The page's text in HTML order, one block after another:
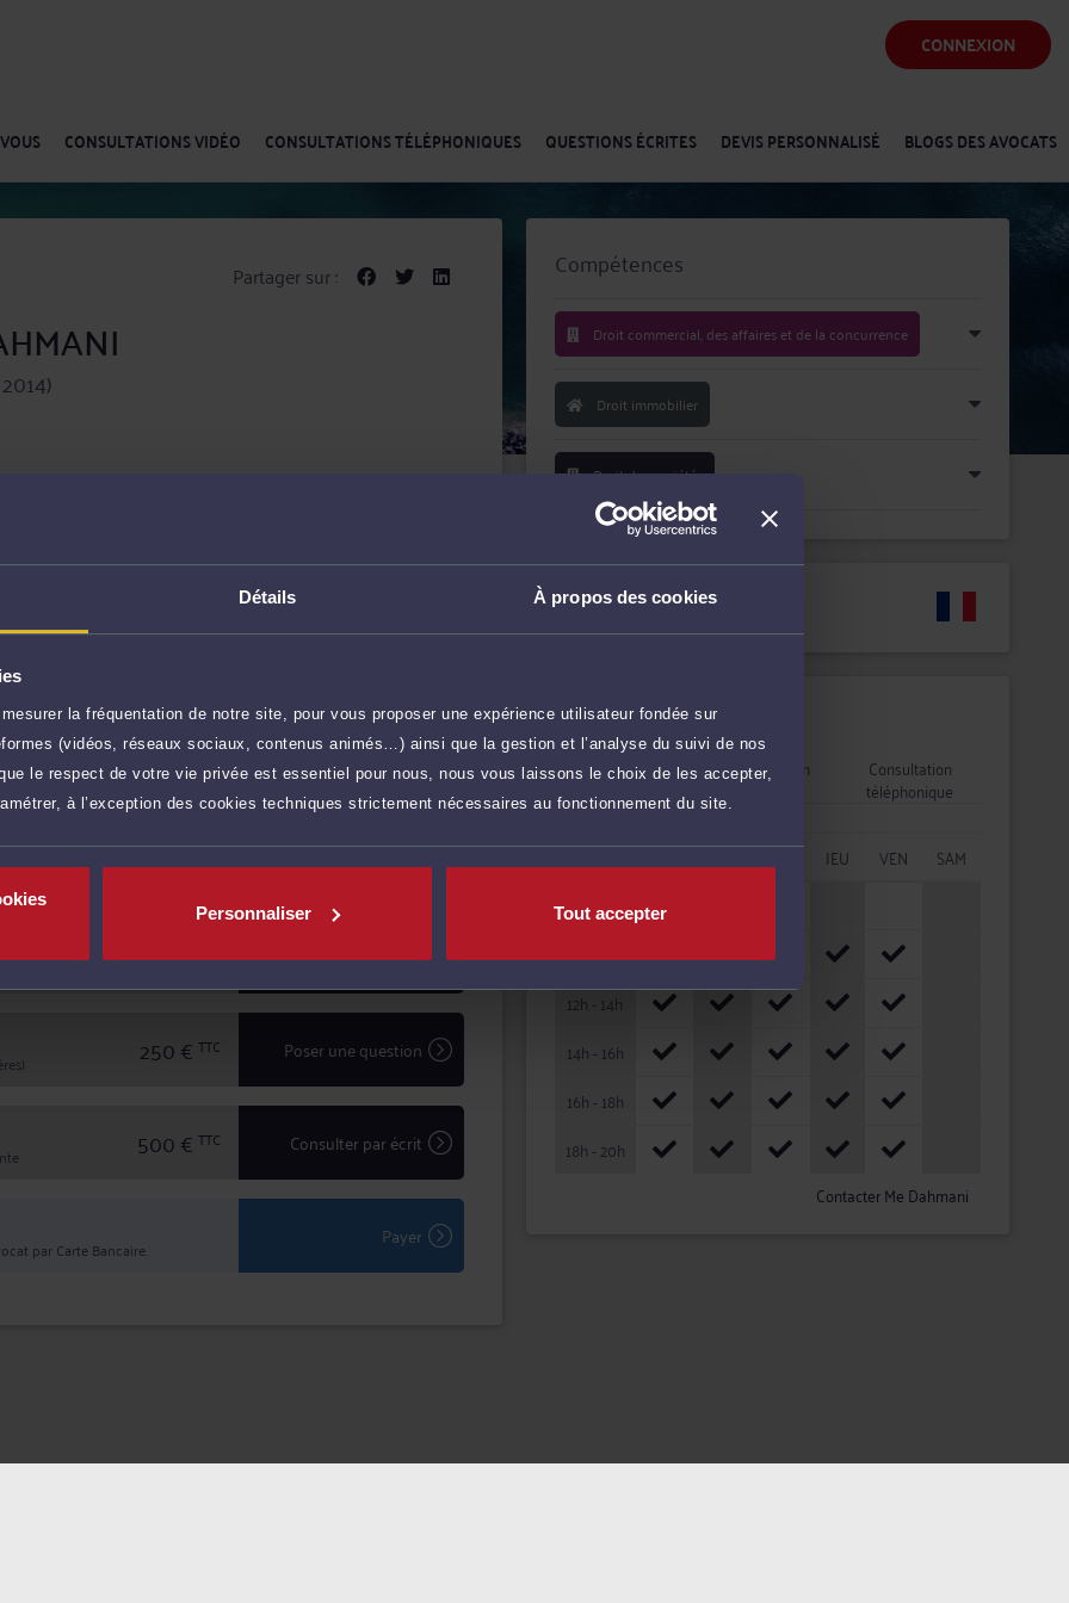
Détails À propos des cookies
la fréquentation de notre site, pour vous proposer une expérience utilisateur fondée sur
(vidéos, réseaux sociaux, contenus animés…) ainsi que la gestion et l’analyse du suivi de nos
le respect de votre vie privée est essentiel pour nous, nous vous laissons le choix de les accepter,
à l’exception des cookies techniques strictement nécessaires au fonctionnement du site.
Personnaliser Tout accepter
CONNEXION
CONSULTATIONS VIDÉO CONSULTATIONS TÉLÉPHONIQUES QUESTIONS ÉCRITES DEVIS PERSONNALISÉ BLOGS DES AVOCATS
Partager sur :
11 ans. Elle intervient en région et dans toute la
(dont le droit de l'influence et de la franchise),
Droit pénal des affaires, et Procédures collectives.
enchères.
de conseil et de représentation en justice.
des conflits, et comme avocat chargé d'assurer
en défense, ou pour engager une procédure
à la négociation raisonnée.
de ses clients en leur garantissant expertise
de leur dossier.
plus
190 € TTC Prendre RDV
190 € Prendre RDV
250 € Demander un rappel
250 € TTC Poser une question
500 € TTC Consulter par écrit
par Carte Bancaire. Payer
Compétences
Droit commercial, des affaires et de la concurrence
Droit immobilier
Droit des sociétés
Langues
Disponibilités
Rendez-vous Consultation
vidéo
Consultation
téléphonique
HORAIRES LUN MAR MER JEU VEN
SAM
08h - 10h
10h - 12h
12h - 14h
14h - 16h
16h - 18h
18h - 20h
Contacter Me Dahmani